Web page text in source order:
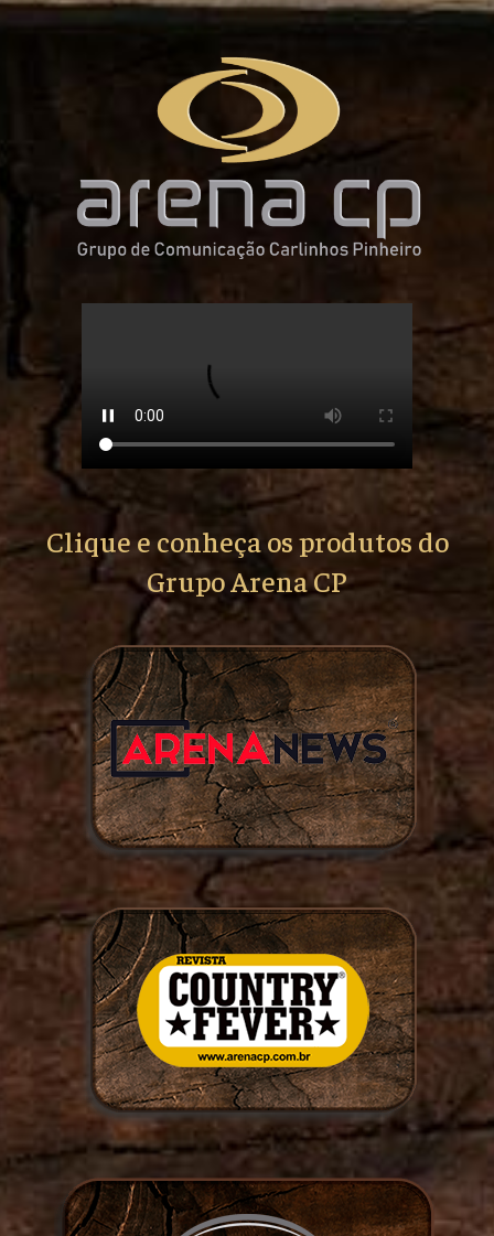
Clique e conheça os produtos do
Grupo Arena CP